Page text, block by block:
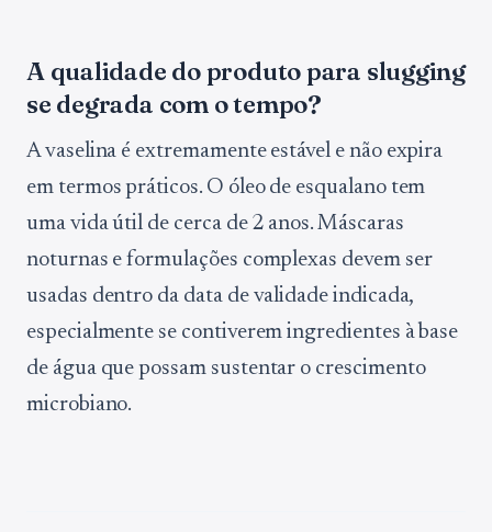
A qualidade do produto para slugging
se degrada com o tempo?
A vaselina é extremamente estável e não expira
em termos práticos. O óleo de esqualano tem
uma vida útil de cerca de 2 anos. Máscaras
noturnas e formulações complexas devem ser
usadas dentro da data de validade indicada,
especialmente se contiverem ingredientes à base
de água que possam sustentar o crescimento
microbiano.